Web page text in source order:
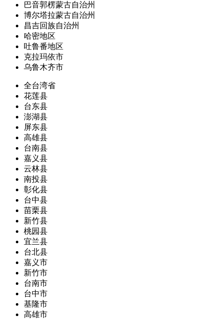
巴音郭楞蒙古自治州
博尔塔拉蒙古自治州
昌吉回族自治州
哈密地区
吐鲁番地区
克拉玛依市
乌鲁木齐市
全台湾省
花莲县
台东县
澎湖县
屏东县
高雄县
台南县
嘉义县
云林县
南投县
彰化县
台中县
苗栗县
新竹县
桃园县
宜兰县
台北县
嘉义市
新竹市
台南市
台中市
基隆市
高雄市